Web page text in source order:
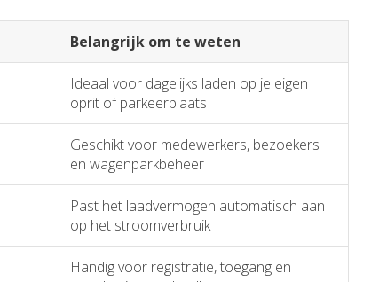
Belangrijk om te weten
Ideaal voor dagelijks laden op je eigen
oprit of parkeerplaats
Geschikt voor medewerkers, bezoekers
en wagenparkbeheer
Past het laadvermogen automatisch aan
op het stroomverbruik
Handig voor registratie, toegang en